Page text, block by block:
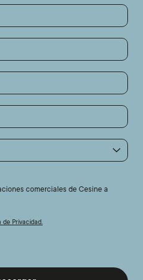
comerciales de Cesine a
de Privacidad.